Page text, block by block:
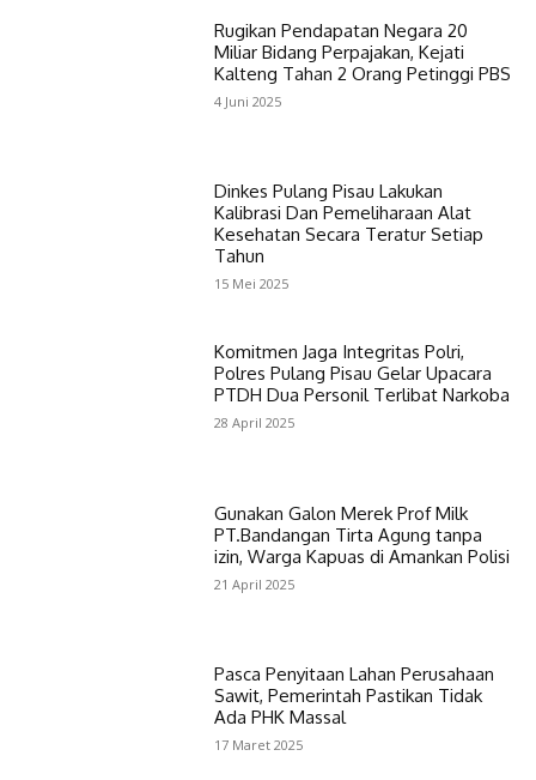
Rugikan Pendapatan Negara 20
Miliar Bidang Perpajakan, Kejati
Kalteng Tahan 2 Orang Petinggi PBS
4 Juni 2025
Dinkes Pulang Pisau Lakukan
Kalibrasi Dan Pemeliharaan Alat
Kesehatan Secara Teratur Setiap
Tahun
15 Mei 2025
Komitmen Jaga Integritas Polri,
Polres Pulang Pisau Gelar Upacara
PTDH Dua Personil Terlibat Narkoba
28 April 2025
Gunakan Galon Merek Prof Milk
PT.Bandangan Tirta Agung tanpa
izin, Warga Kapuas di Amankan Polisi
21 April 2025
Pasca Penyitaan Lahan Perusahaan
Sawit, Pemerintah Pastikan Tidak
Ada PHK Massal
17 Maret 2025